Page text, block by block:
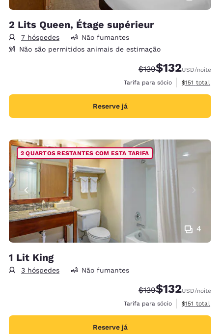
2 Lits Queen, Étage supérieur
7 hóspedes
Não fumantes
Não são permitidos animais de estimação
Tarifa anterior
$139Tarifa com
$132USD/noite
Tarifa para sócio
Exibir
$151 total
Reserve já
4
2 QUARTOS RESTANTES COM ESTA TARIFA
1 Lit King
3 hóspedes Não fumantes
Tarifa anterior
$139Tarifa com
$132USD/noite
Tarifa para sócio
Exibir
$151 total
Reserve já